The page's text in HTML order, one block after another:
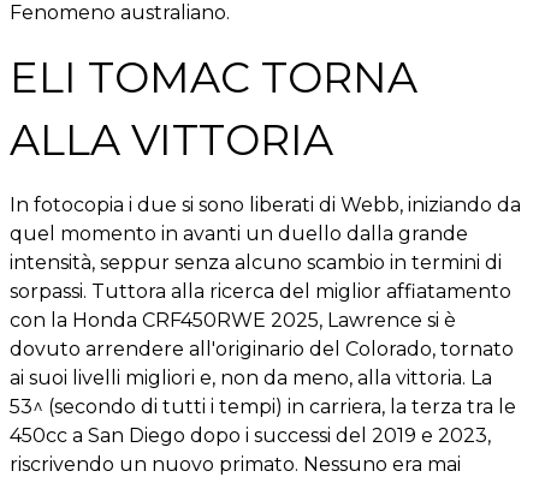
Fenomeno australiano.
ELI TOMAC TORNA
ALLA VITTORIA
In fotocopia i due si sono liberati di Webb, iniziando da
quel momento in avanti un duello dalla grande
intensità, seppur senza alcuno scambio in termini di
sorpassi. Tuttora alla ricerca del miglior affiatamento
con la Honda CRF450RWE 2025, Lawrence si è
dovuto arrendere all'originario del Colorado, tornato
ai suoi livelli migliori e, non da meno, alla vittoria. La
53^ (secondo di tutti i tempi) in carriera, la terza tra le
450cc a San Diego dopo i successi del 2019 e 2023,
riscrivendo un nuovo primato. Nessuno era mai